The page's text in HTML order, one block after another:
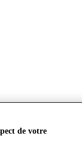
de votre